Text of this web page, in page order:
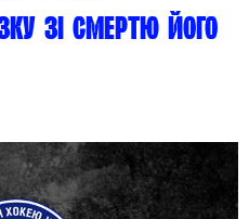
зі смертю його